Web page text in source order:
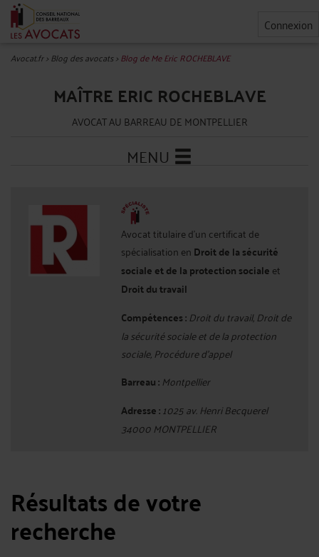
Connexion
Avocat.fr>Blog des avocats>Blog de Me Eric ROCHEBLAVE
MAÎTRE ERIC ROCHEBLAVE
AVOCAT AU BARREAU DE MONTPELLIER
MENU
Avocat titulaire d'un certificat de
spécialisation en Droit de la sécurité
sociale et de la protection sociale et
Droit du travail
Compétences : Droit du travail, Droit de
la sécurité sociale et de la protection
sociale, Procédure d'appel
Barreau : Montpellier
Adresse :1025 av. Henri Becquerel
34000 MONTPELLIER
Résultats de votre
recherche